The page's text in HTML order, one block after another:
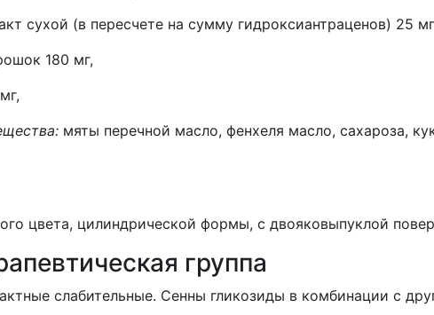
сухой (в пересчете на сумму гидроксиантраценов) 25
180 мг,
мяты перечной масло, фенхеля масло, сахароза,
цвета, цилиндрической формы, с двояко­выпуклой
группа
слабительные. Сенны гликозиды в комбинации с